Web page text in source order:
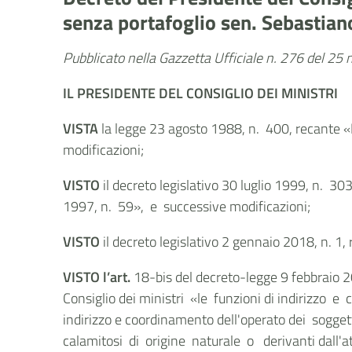
senza portafoglio sen.
Pubblicato nella Gazzetta Ufficiale n. 276 del 25
IL PRESIDENTE DEL CONSIGLIO DEI MINISTRI
VISTAla legge 23 agosto 1988, n. 400, recante
modificazioni;
VISTO il decreto legislativo 30 luglio 1999, n.
1997, n. 59», e successive modificazioni;
VISTO il decreto legislativo 2 gennaio 2018, n.
VISTO l’art. 18-bis del decreto-legge 9 febbraio
Consiglio dei ministri «le funzioni di indirizzo e
indirizzo e coordinamento dell'operato dei
calamitosi di origine naturale o derivanti